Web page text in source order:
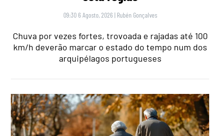
09:30 6 Agosto, 2026 | Rubén Gonçalves
Chuva por vezes fortes, trovoada e rajadas até 100
km/h deverão marcar o estado do tempo num dos
arquipélagos portugueses